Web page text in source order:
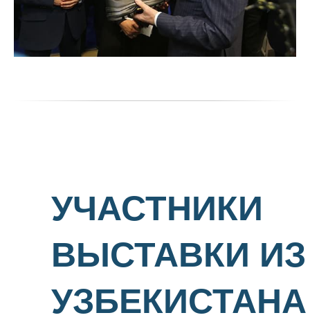
УЧАСТНИКИ
ВЫСТАВКИ ИЗ
УЗБЕКИСТАНА